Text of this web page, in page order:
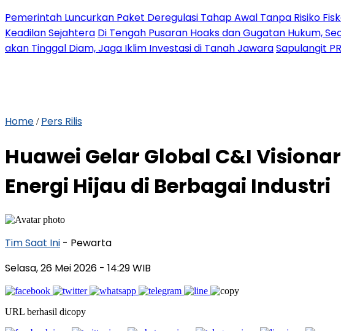
Pemerintah Luncurkan Paket Deregulasi Tahap Awal Tanpa Risiko
Keadilan Sejahtera Di Tengah Pusaran Hoaks dan Gugatan Hukum,
akan Tinggal Diam, Jaga Iklim Investasi di Tanah JawaraSapulangit
Home / Pers Rilis
Huawei Gelar Global C&I
Energi Hijau di Berbagai Industri
Tim Saat Ini - Pewarta
Selasa, 26 Mei 2026 - 14:29 WIB
URL berhasil dicopy